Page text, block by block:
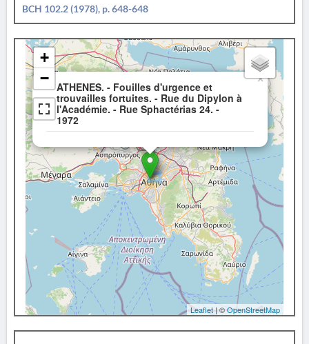
BCH 102.2 (1978), p. 648-648
ATHENES. - Fouilles d'urgence et
trouvailles fortuites. - Rue du Dipylon à
l'Académie. - Rue Sphactérias 24. -
1972
×
+
−
Leaflet| ©OpenStreetMap